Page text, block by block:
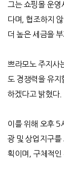
그는 쇼핑몰 운영
다며 , 협조하지
더 높은 세금을
쁘라모노 주지사
도 경쟁력을 유지
하겠다고 밝혔다.
이를 위해 오후5
광 및 상업지구를
획이며 , 구체적인